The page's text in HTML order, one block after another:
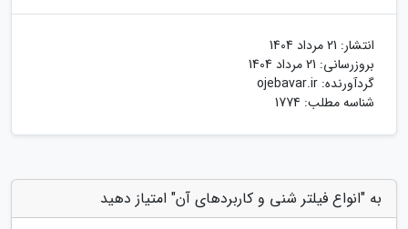
انتشار: 21 مرداد 1404
بروزرسانی: 21 مرداد 1404
گردآورنده: ojebavar.ir
شناسه مطلب: 1774
به "انواع فیلتر شنی و کاربردهای آن" امتیاز دهید